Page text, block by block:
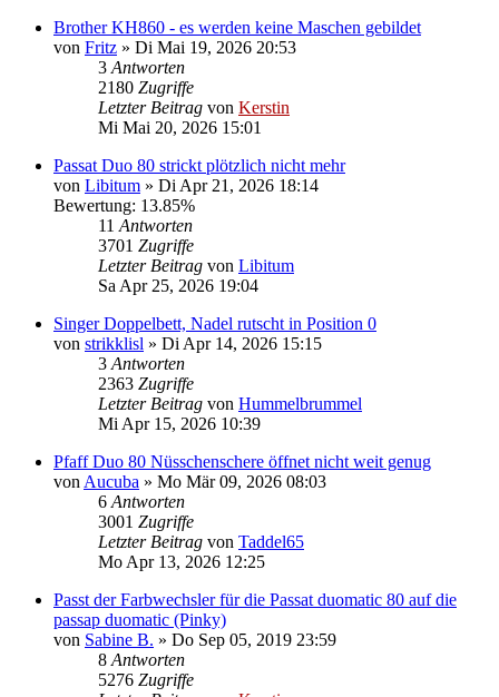
Brother KH860 - es werden keine Maschen gebildet
von Fritz » Di Mai 19, 2026 20:53
3 Antworten
2180 Zugriffe
Letzter Beitrag von Kerstin
Mi Mai 20, 2026 15:01
Passat Duo 80 strickt plötzlich nicht mehr
von Libitum » Di Apr 21, 2026 18:14
Bewertung: 13.85%
11 Antworten
3701 Zugriffe
Letzter Beitrag von Libitum
Sa Apr 25, 2026 19:04
Singer Doppelbett, Nadel rutscht in Position 0
von strikklisl » Di Apr 14, 2026 15:15
3 Antworten
2363 Zugriffe
Letzter Beitrag von Hummelbrummel
Mi Apr 15, 2026 10:39
Pfaff Duo 80 Nüsschenschere öffnet nicht weit genug
von Aucuba » Mo Mär 09, 2026 08:03
6 Antworten
3001 Zugriffe
Letzter Beitrag von Taddel65
Mo Apr 13, 2026 12:25
Passt der Farbwechsler für die Passat duomatic 80 auf die
passap duomatic (Pinky)
von Sabine B. » Do Sep 05, 2019 23:59
8 Antworten
5276 Zugriffe